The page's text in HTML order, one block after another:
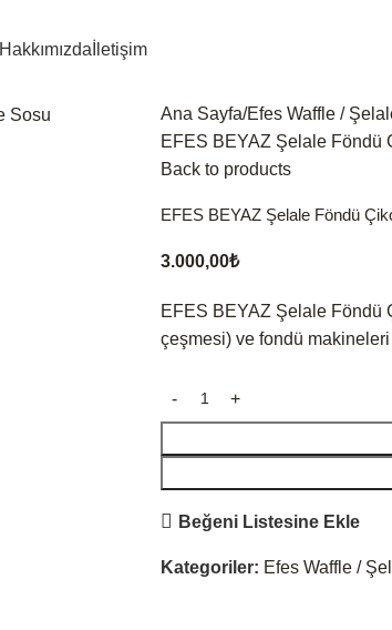
Hakkımızda İletişim
Ana Sayfa Efes Waffle /
EFES BEYAZ Şelale Föndü
Back to products
EFES BEYAZ Şelale Föndü
3.000,00₺
EFES BEYAZ Şelale Föndü
çeşmesi) ve fondü
Beğeni Listesine Ekle
Kategoriler: Efes Waffle /